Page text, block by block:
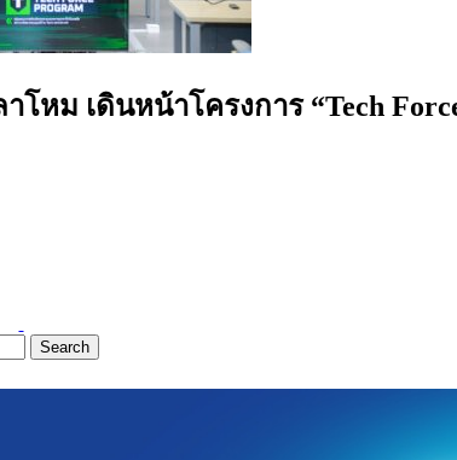
โหม เดินหน้าโครงการ “Tech
Search